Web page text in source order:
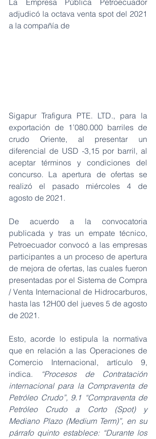
La Empresa Pública Petroecuador
adjudicó la octava venta spot del 2021
a la compañía de
Sigapur Trafigura PTE. LTD., para la
exportación de 1’080.000 barriles de
crudo Oriente, al presentar un
diferencial de USD -3,15 por barril, al
aceptar términos y condiciones del
concurso. La apertura de ofertas se
realizó el pasado miércoles 4 de
agosto de 2021.
De acuerdo a la convocatoria
publicada y tras un empate técnico,
Petroecuador convocó a las empresas
participantes a un proceso de apertura
de mejora de ofertas, las cuales fueron
presentadas por el Sistema de Compra
/ Venta Internacional de Hidrocarburos,
hasta las 12H00 del jueves 5 de agosto
de 2021.
Esto, acorde lo estipula la normativa
que en relación a las Operaciones de
Comercio Internacional, artículo 9,
indica. “Procesos de Contratación
internacional para la Compraventa de
Petróleo Crudo”, 9.1 “Compraventa de
Petróleo Crudo a Corto (Spot) y
Mediano Plazo (Medium Term)”, en su
párrafo quinto establece: “Durante los